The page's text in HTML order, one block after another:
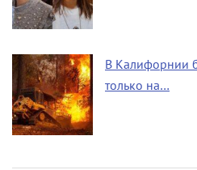
В Калифорнии
только на…